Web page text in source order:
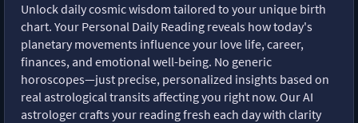
Unlock daily cosmic wisdom tailored to your unique birth
chart. Your Personal Daily Reading reveals how today's
planetary movements influence your love life, career,
finances, and emotional well-being. No generic
horoscopes—just precise, personalized insights based on
real astrological transits affecting you right now. Our AI
astrologer crafts your reading fresh each day with clarity